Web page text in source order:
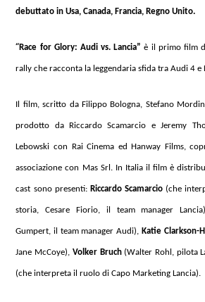
debuttato in Usa, Canada, Francia, Regno Unito.
“Race for Glory: Audi vs. Lancia” è il primo film
rally che racconta la leggendaria sfida tra Audi 4 e
Il film, scritto da Filippo Bologna, Stefano
prodotto da Riccardo Scamarcio e Jeremy
Lebowski con Rai Cinema ed Hanway Films,
associazione con Mas Srl. In Italia il film è
cast sono presenti:Riccardo Scamarcio (che
storia, Cesare Fiorio, il team manager
Gumpert, il team manager Audi), Katie Clarkson-
Jane McCoye), Volker Bruch (Walter Rohl, pilota
(che interpreta il ruolo di Capo Marketing Lancia).